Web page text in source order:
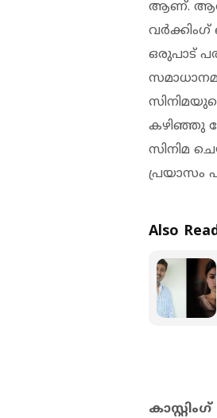
ആണ്.
ഒരുപാട്
കഴിഞ്ഞു
സിനിമ
പ്രയാസം
Also
കാസ്റ്റിംഗ്